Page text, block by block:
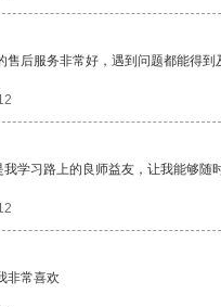
售后服务非常好，遇到问题都能得到
学习路上的良师益友，让我能够随
非常喜欢